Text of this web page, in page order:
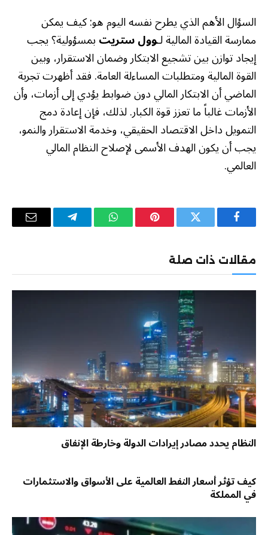
السؤال الأهم الذي يطرح نفسه اليوم هو: كيف يمكن
ممارسة القيادة المالية لـوول ستريتبمسؤولية؟ يجب
إيجاد توازن بين تشجيع الابتكار وضمان الاستقرار، وبين
القوة المالية ومتطلبات المساءلة العامة. فقد أظهرت تجربة
الماضي أن الابتكار المالي دون ضوابط يؤدي إلى أزمات، وأن
الأزمات غالباً ما تعزز قوة الكبار. لذلك، فإن إعادة دمج
التمويل داخل الاقتصاد الحقيقي، وخدمة الاستقرار والنمو،
يجب أن يكون الهدف الأسمى لإصلاح النظام المالي
العالمي.
فيسبوك تويتر بينتيريستواتساب تيلقرام
البريد
مقالات ذات صلة
النظام يحدد مصادر إيرادات الدولة وخارطة الإنفاق
كيف تؤثر أسعار النفط العالمية على الأسواق والاستثمارات
في المملكة